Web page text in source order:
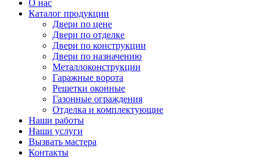
О нас
Каталог продукции
Двери по цене
Двери по отделке
Двери по конструкции
Двери по назначению
Металлоконструкции
Гаражные ворота
Решетки оконные
Газонные ограждения
Отделка и комплектующие
Наши работы
Наши услуги
Вызвать мастера
Контакты